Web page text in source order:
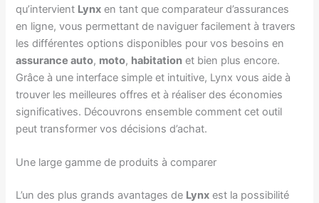
qu’intervient Lynx en tant que comparateur d’assurances
en ligne, vous permettant de naviguer facilement à travers
les différentes options disponibles pour vos besoins en
assurance auto, moto, habitation et bien plus encore.
Grâce à une interface simple et intuitive, Lynx vous aide à
trouver les meilleures offres et à réaliser des économies
significatives. Découvrons ensemble comment cet outil
peut transformer vos décisions d’achat.
Une large gamme de produits à comparer
L’un des plus grands avantages de Lynx est la possibilité